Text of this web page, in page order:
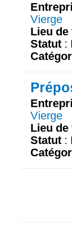
Vierge
Lieu de
Statut :
Vierge
Lieu
Statut :